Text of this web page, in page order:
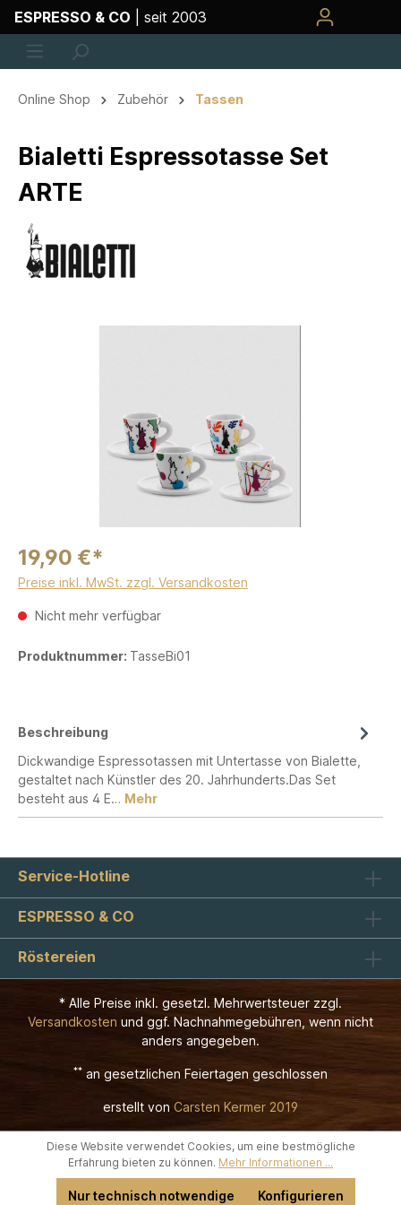
ESPRESSO & CO | seit 2003
Online Shop Zubehör Tassen
Bialetti Espressotasse Set
ARTE
19,90 €*
Preise inkl. MwSt. zzgl. Versandkosten
Nicht mehr verfügbar
Produktnummer: TasseBi01
Beschreibung
Dickwandige Espressotassen mit Untertasse von Bialette,
gestaltet nach Künstler des 20. Jahrhunderts.Das Set
besteht aus 4 E… Mehr
Service-Hotline
ESPRESSO & CO
Röstereien
* Alle Preise inkl. gesetzl. Mehrwertsteuer zzgl.
Versandkosten und ggf. Nachnahmegebühren, wenn nicht
anders angegeben.
** an gesetzlichen Feiertagen geschlossen
erstellt von Carsten Kermer 2019
Diese Website verwendet Cookies, um eine bestmögliche
Erfahrung bieten zu können. Mehr Informationen ...
Nur technisch notwendige Konfigurieren